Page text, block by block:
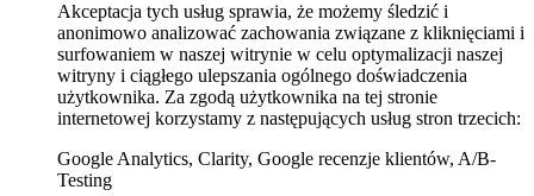
Akceptacja tych usług sprawia, że możemy śledzić i
anonimowo analizować zachowania związane z kliknięciami i
surfowaniem w naszej witrynie w celu optymalizacji naszej
witryny i ciągłego ulepszania ogólnego doświadczenia
użytkownika. Za zgodą użytkownika na tej stronie
internetowej korzystamy z następujących usług stron trzecich:
Google Analytics, Clarity, Google recenzje klientów, A/B-
Testing